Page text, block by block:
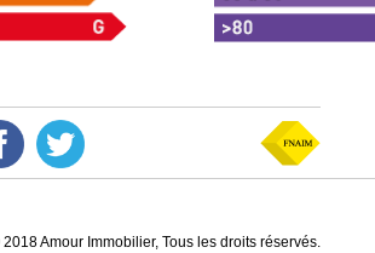
Amour Immobilier, Tous les droits réservés.